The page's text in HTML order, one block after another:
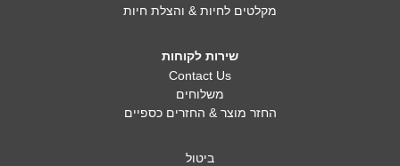
מקלטים לחיות & והצלת חיות
שירות לקוחות
Contact Us
משלוחים
החזר מוצר & החזרים כספיים
ביטול